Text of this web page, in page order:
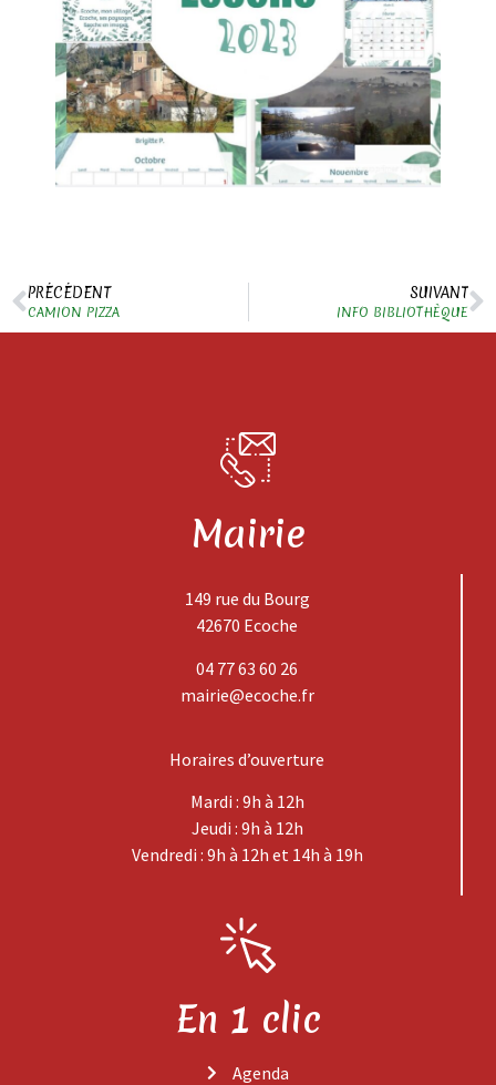
PRÉCÉDENT
CAMION PIZZA
SUIVANT
INFO BIBLIOTHÈQUE
Mairie
149 rue du Bourg
42670 Ecoche
04 77 63 60 26
mairie@ecoche.fr
Horaires d’ouverture
Mardi : 9h à 12h
Jeudi : 9h à 12h
Vendredi : 9h à 12h et 14h à 19h
En 1 clic
Agenda